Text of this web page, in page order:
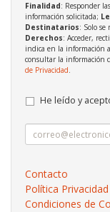
Finalidad: Responder
información solicitada;
Destinatarios: Solo se
Derechos: Acceder,
indica en la información
consultar la información
de Privacidad.
He leído y
Contacto
Política Privacidad
Condiciones de